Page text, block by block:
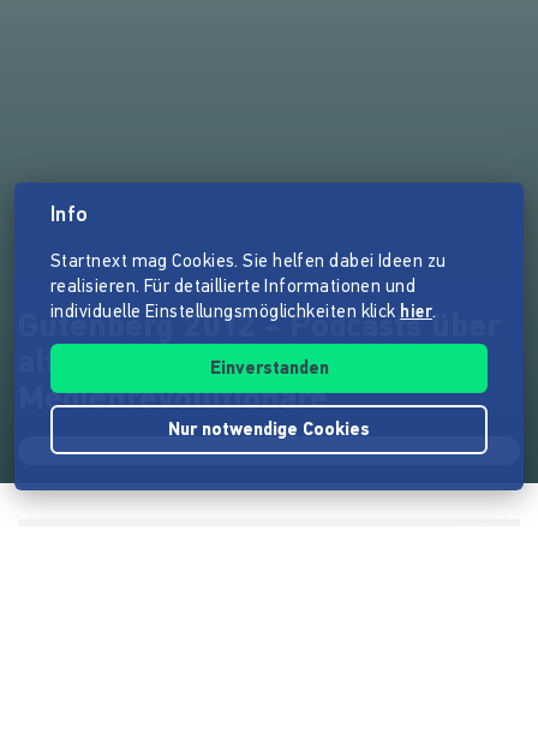
Gutenberg 2012 - Podcasts über
alte und neue
Medienrevolutionäre
Info
Startnext mag Cookies. Sie helfen dabei Ideen zu
realisieren. Für detaillierte Informationen und
individuelle Einstellungsmöglichkeiten klick hier.
Einverstanden
Nur notwendige Cookies